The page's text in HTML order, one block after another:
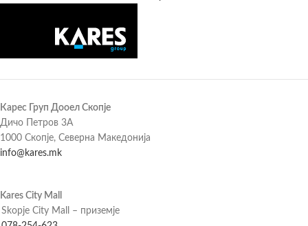
Карес Груп Дооел Скопје
Дичо Петров 3А
1000 Скопје, Северна Македонија
info@kares.mk
Kares City Mall
Skopje City Mall – приземје